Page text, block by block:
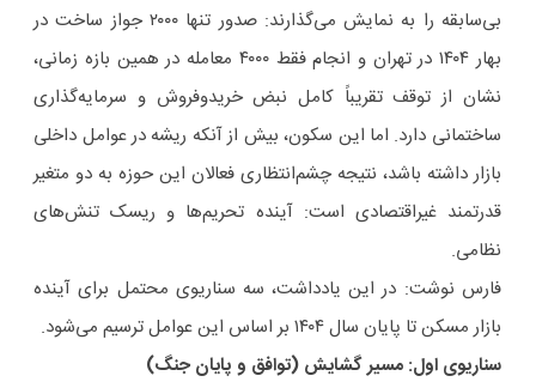
بی‌سابقه را به نمایش می‌گذارند: صدور تنها ۲۰۰۰ جواز ساخت در
بهار ۱۴۰۴ در تهران و انجام فقط ۴۰۰۰ معامله در همین بازه زمانی،
نشان از توقف تقریباً کامل نبض خریدوفروش و سرمایه‌گذاری
ساختمانی دارد. اما این سکون، بیش از آنکه ریشه در عوامل داخلی
بازار داشته باشد، نتیجه چشم‌انتظاری فعالان این حوزه به دو متغیر
قدرتمند غیراقتصادی است: آینده تحریم‌ها و ریسک تنش‌های
نظامی.
فارس نوشت: در این یادداشت، سه سناریوی محتمل برای آینده
بازار مسکن تا پایان سال ۱۴۰۴ بر اساس این عوامل ترسیم می‌شود.
سناریوی اول: مسیر گشایش (توافق و پایان جنگ)